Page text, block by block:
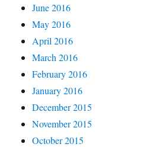
June 2016
May 2016
April 2016
March 2016
February 2016
January 2016
December 2015
November 2015
October 2015